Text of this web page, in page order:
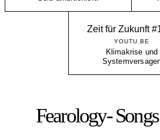
Zeit für Zukunft
YOUTU.BE
Klimakrise und
Fearology-